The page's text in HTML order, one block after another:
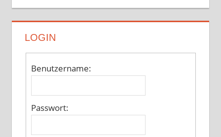
LOGIN
Benutzername:
Passwort: